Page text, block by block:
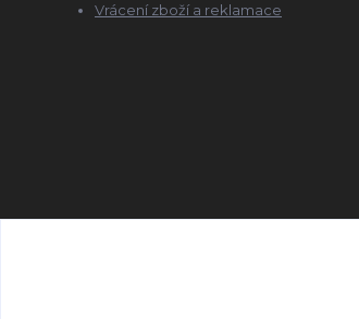
Vrácení zboží a reklamace